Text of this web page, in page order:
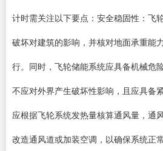
计时需关注以下要点：安全稳固性：飞
破坏对建筑的影响，并核对地面承重能
行。同时，飞轮储能系统应具备机械危
不应对外界产生破坏性影响，且应具备
应根据飞轮系统发热量核算通风量，通
改造通风道或加装空调，以确保系统正